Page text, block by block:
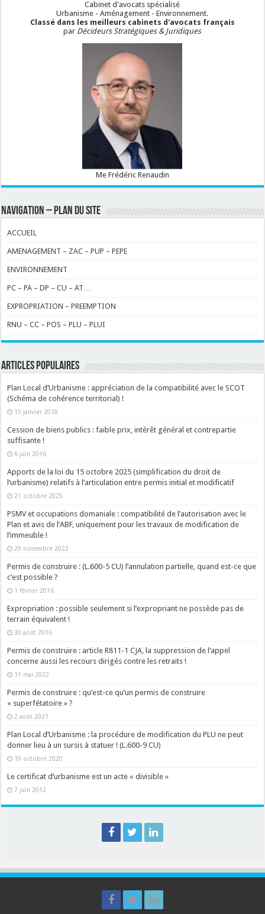
Cabinet d'avocats spécialisé
Urbanisme - Aménagement - Environnement.
Classé dans les meilleurs cabinets d'avocats français
par Décideurs Stratégiques & Juridiques
Me Frédéric Renaudin
NAVIGATION – PLAN DU SITE
ACCUEIL
AMENAGEMENT – ZAC – PUP – PEPE
ENVIRONNEMENT
PC – PA – DP – CU – AT…
EXPROPRIATION – PREEMPTION
RNU – CC – POS – PLU – PLUI
ARTICLES POPULAIRES
Plan Local d’Urbanisme : appréciation de la compatibilité avec le SCOT
(Schéma de cohérence territorial) !
15 janvier 2018
Cession de biens publics : faible prix, intérêt général et contrepartie
suffisante !
6 juin 2016
Apports de la loi du 15 octobre 2025 (simplification du droit de
l’urbanisme) relatifs à l’articulation entre permis initial et modificatif
21 octobre 2025
PSMV et occupations domaniale : compatibilité de l’autorisation avec le
Plan et avis de l’ABF, uniquement pour les travaux de modification de
l’immeuble !
29 novembre 2022
Permis de construire : (L.600-5 CU) l’annulation partielle, quand est-ce que
c’est possible ?
1 février 2016
Expropriation : possible seulement si l’expropriant ne possède pas de
terrain équivalent !
30 août 2016
Permis de construire : article R811-1 CJA, la suppression de l’appel
concerne aussi les recours dirigés contre les retraits !
11 mai 2022
Permis de construire : qu’est-ce qu’un permis de construire
« superfétatoire » ?
2 août 2021
Plan Local d’Urbanisme : la procédure de modification du PLU ne peut
donner lieu à un sursis à statuer ! (L.600-9 CU)
19 octobre 2020
Le certificat d’urbanisme est un acte « divisible »
7 juin 2012